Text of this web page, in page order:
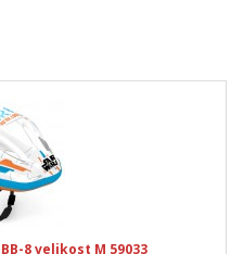
8 velikost M 59033